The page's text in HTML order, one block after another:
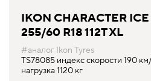
IKON CHARACTER
255/60 R18 112T XL
#аналог Ikon Tyres
TS78085 индекс скорости 190
нагрузка 1120 кг